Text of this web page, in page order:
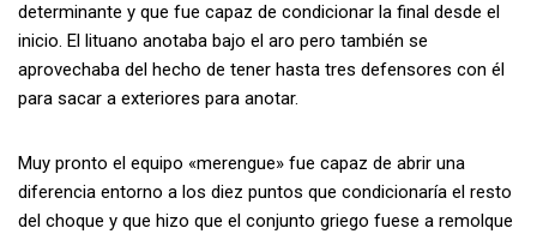
determinante y que fue capaz de condicionar la final desde el
inicio. El lituano anotaba bajo el aro pero también se
aprovechaba del hecho de tener hasta tres defensores con él
para sacar a exteriores para anotar.
Muy pronto el equipo «merengue» fue capaz de abrir una
diferencia entorno a los diez puntos que condicionaría el resto
del choque y que hizo que el conjunto griego fuese a remolque